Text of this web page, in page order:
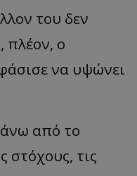
του δεν
πλέον, ο
να υψώνει
από το
στόχους, τις